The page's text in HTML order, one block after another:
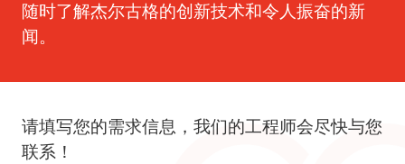
随时了解杰尔古格的创新技术和令人振奋的新
闻。
请填写您的需求信息，我们的工程师会尽快与您
联系！